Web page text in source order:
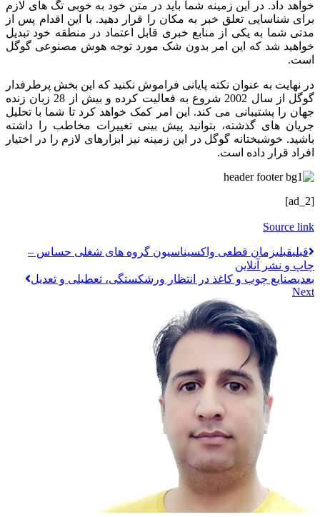
خواهد داد. در این زمینه شما باید در متن خود به خوبی تگ های لازم
برای شناسایی تعلق خبر به مکان را قرار دهید. با این اقدام پس از
مدتی شما به یکی از منابع خبری قابل اعتماد در منطقه خود تبدیل
خواهید شد که این امر بدون شک مورد توجه هوش مصنوعی گوگل
است.
در نهایت به عنوان نکته پایانی فراموش نکنید که این بخش پرطرفدار
گوگل از سال 2002 شروع به فعالیت کرده و بیش از 28 زبان زنده
جهان را پشتیبانی می کند. این امر کمک خواهد کرد تا شما با تحلیل
جریان های گذشته، بتوانید پیش بینی تغییرات مخاطب را داشته
باشید. خوشبختانه گوگل در این زمینه نیز ابزارهای لازم را در اختیار
افراد قرار داده است.
[ad_2]
Source link
قبليقبلیزمان قطعی واکسیناسیون گروه های شغلی حساس –
چاپ و نشر آنلاین
بعدیصنایع چوب و کاغذ در انتظار ورشکستگی، تعطیلی و تعدیل
Next